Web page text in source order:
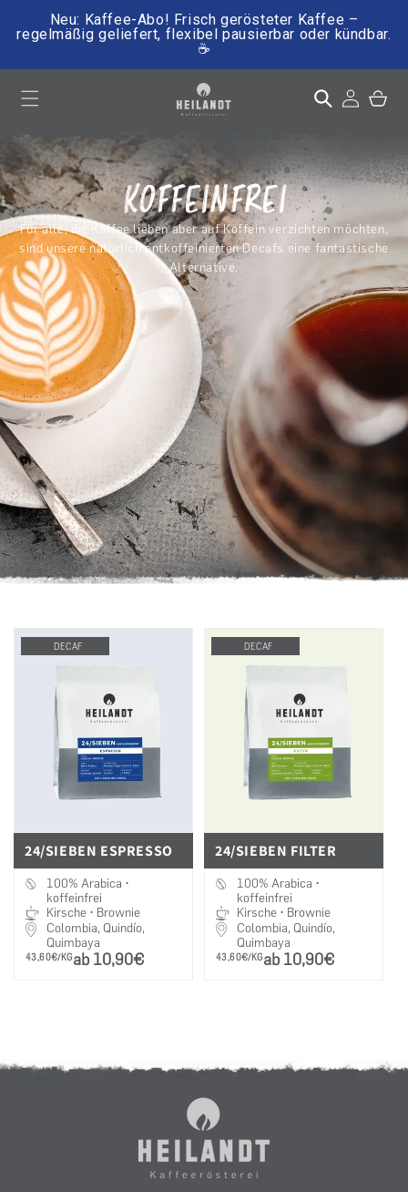
zum Inhalt Einloggen
Warenkorb
Kategorie:
KOFFEINFREI
Für alle, die Kaffee lieben aber auf Koffein verzichten möchten,
sind unsere natürlich entkoffeinierten Decafs eine fantastische
Alternative.
DECAF
24/SIEBEN ESPRESSO
100% Arabica •
koffeinfrei
Kirsche • Brownie
Colombia, Quindío,
Quimbaya
PRO
43,60€/KGab 10,90€
DECAF
24/SIEBEN FILTER
100% Arabica •
koffeinfrei
Kirsche • Brownie
Colombia, Quindío,
Quimbaya
PRO
43,60€/KGab 10,90€
Neu: Kaffee-Abo! Frisch gerösteter Kaffee –
regelmäßig geliefert, flexibel pausierbar oder kündbar.
☕